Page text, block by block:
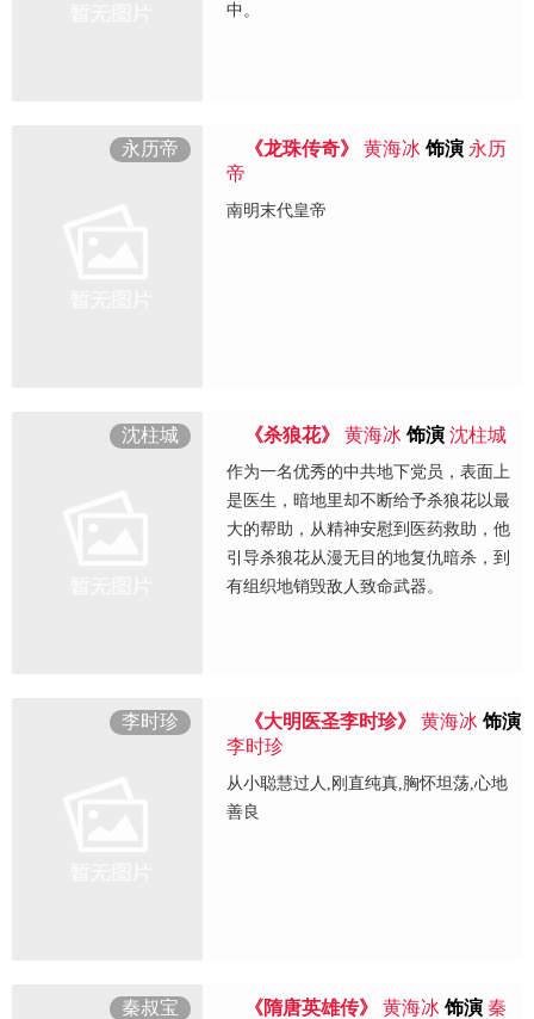
中。
永历帝 《龙珠传奇》 黄海冰 饰演 永历
帝
南明末代皇帝
沈柱城 《杀狼花》 黄海冰 饰演 沈柱城
作为一名优秀的中共地下党员，表面上
是医生，暗地里却不断给予杀狼花以最
大的帮助，从精神安慰到医药救助，他
引导杀狼花从漫无目的地复仇暗杀，到
有组织地销毁敌人致命武器。
李时珍 《大明医圣李时珍》 黄海冰 饰演
李时珍
从小聪慧过人,刚直纯真,胸怀坦荡,心地
善良
秦叔宝 《隋唐英雄传》 黄海冰 饰演 秦